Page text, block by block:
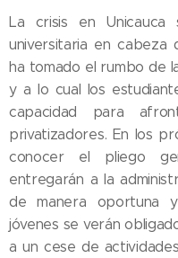
La crisis en Unicauca
universitaria en cabeza
ha tomado el rumbo de
y a lo cual los
capacidad para
privatizadores. En los
conocer el pliego
entregarán a la
de manera oportuna
jóvenes se verán
a un cese de